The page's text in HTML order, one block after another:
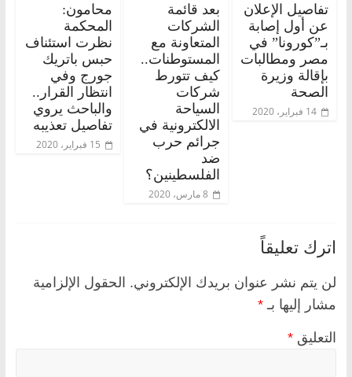
تفاصيل الإعلان
عن أول إصابة
بـ”كورونا” في
مصر ومطالبات
بإقالة وزيرة
الصحة
14 فبراير، 2020
بعد قائمة
الشركات
المتعاونة مع
المستوطنات..
كيف تتورط
شركات
السياحة
الالكترونية في
جرائم حرب
ضد
الفلسطينين؟
8 مارس، 2020
محامون:
المحكمة
نظرت استئناف
حبس باتريك
جورج وفي
انتظار القرار..
والباحث يروي
تفاصيل تعذيبه
15 فبراير، 2020
اترك تعليقاً
لن يتم نشر عنوان بريدك الإلكتروني. الحقول الإلزامية
مشار إليها بـ *
التعليق *